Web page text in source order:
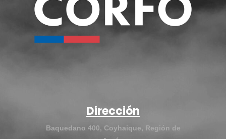
Dirección
Baquedano 400, Coyhaique, Región de